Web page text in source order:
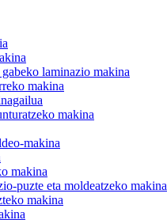
laminazio makina
makina
makina
makina
makina
puzte eta moldeatzeko makina
makina